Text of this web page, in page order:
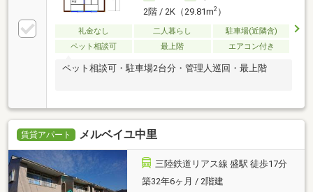
2階 / 2K（29.81m2）
礼金なし 二人暮らし
駐車場(近隣含)
ペット相談可
最上階 エアコン付き
ペット相談可・駐車場2台分・管理人巡回・最上階
賃貸アパート メルベイユ中里
三陸鉄道リアス線 盛駅 徒歩17分
築32年6ヶ月 / 2階建